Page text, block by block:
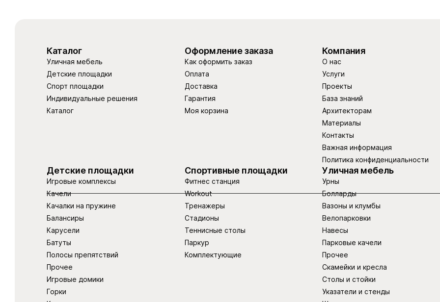
Каталог
Уличная мебель
Детские площадки
Спорт площадки
Индивидуальные решения
Каталог
Оформление заказа
Как оформить заказ
Оплата
Доставка
Гарантия
Моя корзина
Компания
О нас
Услуги
Проекты
База знаний
Архитекторам
Материалы
Контакты
Важная информация
Политика конфиденциальности
Детские площадки
Игровые комплексы
Качели
Качалки на пружине
Балансиры
Карусели
Батуты
Полосы препятствий
Прочее
Игровые домики
Горки
Спортивные площадки
Фитнес станция
Workout
Тренажеры
Стадионы
Теннисные столы
Паркур
Комплектующие
Уличная мебель
Урны
Болларды
Вазоны и клумбы
Велопарковки
Навесы
Парковые качели
Прочее
Скамейки и кресла
Столы и стойки
Указатели и стенды